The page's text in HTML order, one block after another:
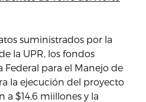
suministrados por la
la UPR, los fondos
para el Manejo de
la ejecución del proyecto
a $14,6 miillones y la